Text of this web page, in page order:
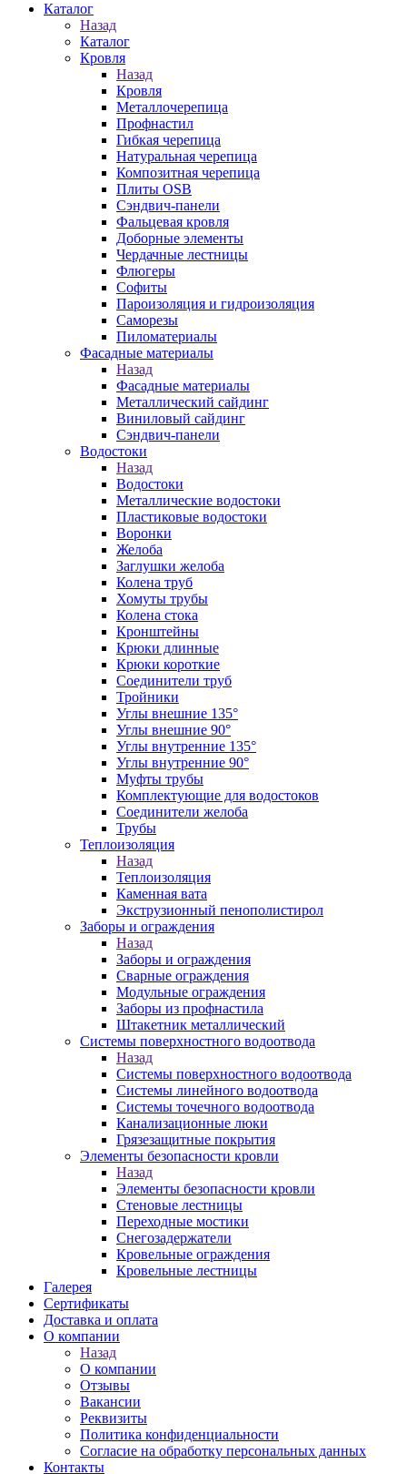
Каталог
Назад
Каталог
Кровля
Назад
Кровля
Металлочерепица
Профнастил
Гибкая черепица
Натуральная черепица
Композитная черепица
Плиты OSB
Сэндвич-панели
Фальцевая кровля
Доборные элементы
Чердачные лестницы
Флюгеры
Софиты
Пароизоляция и гидроизоляция
Саморезы
Пиломатериалы
Фасадные материалы
Назад
Фасадные материалы
Металлический сайдинг
Виниловый сайдинг
Сэндвич-панели
Водостоки
Назад
Водостоки
Металлические водостоки
Пластиковые водостоки
Воронки
Желоба
Заглушки желоба
Колена труб
Хомуты трубы
Колена стока
Кронштейны
Крюки длинные
Крюки короткие
Соединители труб
Тройники
Углы внешние 135°
Углы внешние 90°
Углы внутренние 135°
Углы внутренние 90°
Муфты трубы
Комплектующие для водостоков
Соединители желоба
Трубы
Теплоизоляция
Назад
Теплоизоляция
Каменная вата
Экструзионный пенополистирол
Заборы и ограждения
Назад
Заборы и ограждения
Сварные ограждения
Модульные ограждения
Заборы из профнастила
Штакетник металлический
Системы поверхностного водоотвода
Назад
Системы поверхностного водоотвода
Системы линейного водоотвода
Системы точечного водоотвода
Канализационные люки
Грязезащитные покрытия
Элементы безопасности кровли
Назад
Элементы безопасности кровли
Стеновые лестницы
Переходные мостики
Снегозадержатели
Кровельные ограждения
Кровельные лестницы
Галерея
Сертификаты
Доставка и оплата
О компании
Назад
О компании
Отзывы
Вакансии
Реквизиты
Политика конфиденциальности
Согласие на обработку персональных данных
Контакты